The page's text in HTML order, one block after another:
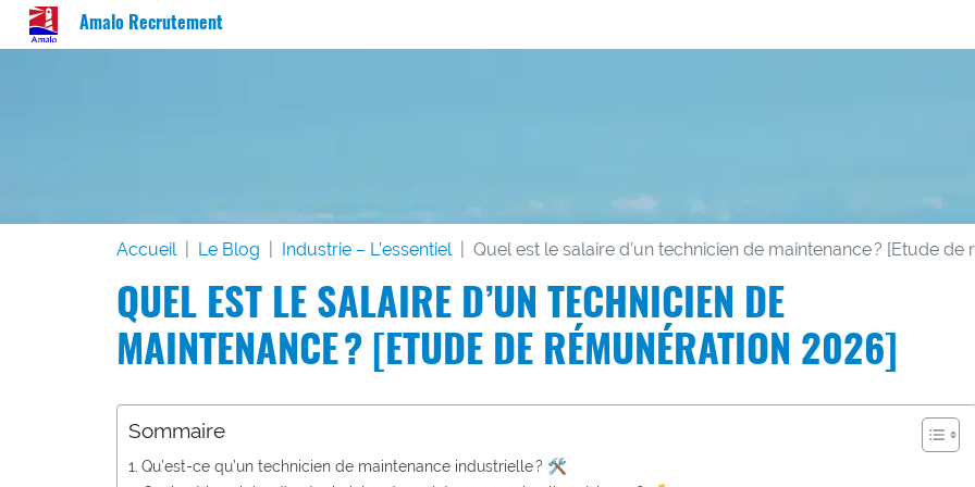
Amalo Recrutement
Accueil Le Blog Industrie – L’essentiel Quel est le salaire d’un technicien de maintenance ? [Etude de
QUEL EST LE SALAIRE D’UN TECHNICIEN DE
MAINTENANCE ? [ETUDE DE RÉMUNÉRATION 2026]
Sommaire
Qu’est-ce qu’un technicien de maintenance industrielle ? 🛠